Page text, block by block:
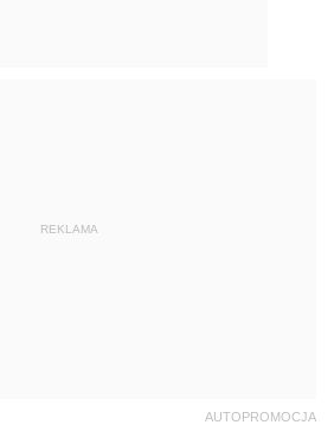
REKLAMA
AUTOPROMOCJA